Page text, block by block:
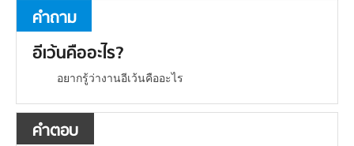
คำถาม
อีเว้นคืออะไร?
อยากรู้ว่างานอีเว้นคืออะไร
คำตอบ